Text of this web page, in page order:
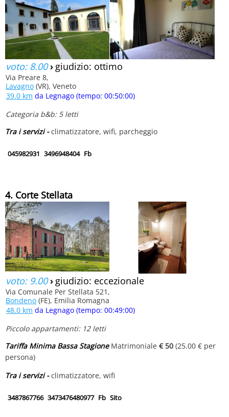
voto: 8.00› giudizio: ottimo
Via Preare 8,
Lavagno (VR), Veneto
39.0 km da Legnago (tempo: 00:50:00)
Categoria b&b: 5 letti
Tra i servizi -climatizzatore, wifi, parcheggio
045982931 3496948404 Fb
4. Corte Stellata
voto: 9.00› giudizio: eccezionale
Via Comunale Per Stellata 521,
Bondeno (FE), Emilia Romagna
48.0 km da Legnago (tempo: 00:49:00)
Piccolo appartamenti: 12 letti
Tariffa Minima Bassa StagioneMatrimoniale € 50 (25.00 € per
persona)
Tra i servizi -climatizzatore, wifi
3487867766 3473476480977 Fb Sito